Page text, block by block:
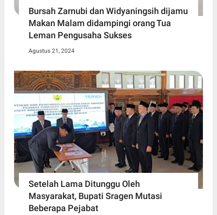
Bursah Zarnubi dan Widyaningsih dijamu
Makan Malam didampingi orang Tua
Leman Pengusaha Sukses
Agustus 21, 2024
Setelah Lama Ditunggu Oleh
Masyarakat, Bupati Sragen Mutasi
Beberapa Pejabat